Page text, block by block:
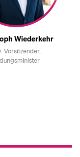
Wiederkehr
Vorsitzender,